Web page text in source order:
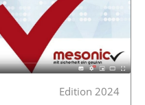
Edition 2024